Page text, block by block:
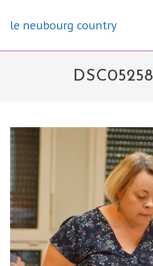
contentle neubourg country
DSC05258